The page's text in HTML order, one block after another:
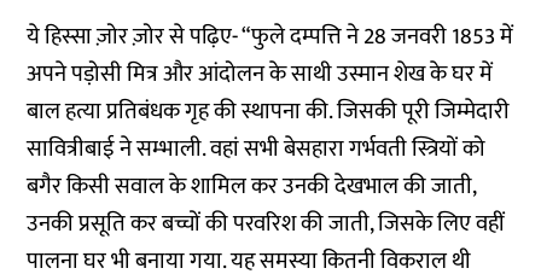
ये हिस्सा ज़ोर ज़ोर से पढ़िए- “फुले दम्पत्ति ने 28 जनवरी 1853 में
अपने पड़ोसी मित्र और आंदोलन के साथी उस्मान शेख के घर में
बाल हत्या प्रतिबंधक गृह की स्थापना की. जिसकी पूरी जिम्मेदारी
सावित्रीबाई ने सम्भाली. वहां सभी बेसहारा गर्भवती स्त्रियों को
बगैर किसी सवाल के शामिल कर उनकी देखभाल की जाती,
उनकी प्रसूति कर बच्चों की परवरिश की जाती, जिसके लिए वहीं
पालना घर भी बनाया गया. यह समस्या कितनी विकराल थी